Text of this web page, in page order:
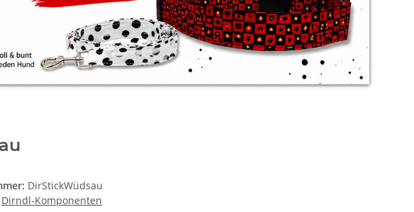
DirStickWüdsau
Dirndl-Komponenten